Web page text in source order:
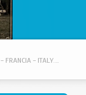
ZEPPELIN DISCOS / CATALOGO / LATINO - WORLD MUSIC - NACIONAL - FRANCIA - ITALY....